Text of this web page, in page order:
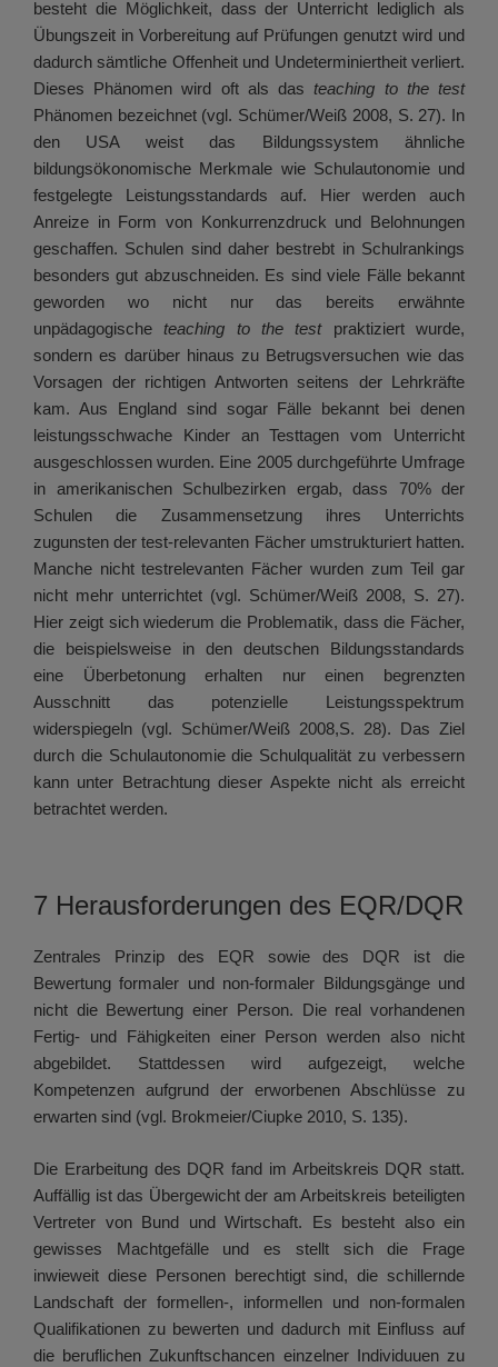
besteht die Möglichkeit, dass der Unterricht lediglich als
Übungszeit in Vorbereitung auf Prüfungen genutzt wird und
dadurch sämtliche Offenheit und Undeterminiertheit verliert.
Dieses Phänomen wird oft als dasteaching to the test
Phänomen bezeichnet (vgl. Schümer/Weiß 2008, S. 27). In
den USA weist das Bildungssystem ähnliche
bildungsökonomische Merkmale wie Schulautonomie und
festgelegte Leistungsstandards auf. Hier werden auch
Anreize in Form von Konkurrenzdruck und Belohnungen
geschaffen. Schulen sind daher bestrebt in Schulrankings
besonders gut abzuschneiden. Es sind viele Fälle bekannt
geworden wo nicht nur das bereits erwähnte
unpädagogischeteaching to the test praktiziert wurde,
sondern es darüber hinaus zu Betrugsversuchen wie das
Vorsagen der richtigen Antworten seitens der Lehrkräfte
kam. Aus England sind sogar Fälle bekannt bei denen
leistungsschwache Kinder an Testtagen vom Unterricht
ausgeschlossen wurden. Eine 2005 durchgeführte Umfrage
in amerikanischen Schulbezirken ergab, dass 70% der
Schulen die Zusammensetzung ihres Unterrichts
zugunsten der test-relevanten Fächer umstrukturiert hatten.
Manche nicht testrelevanten Fächer wurden zum Teil gar
nicht mehr unterrichtet (vgl. Schümer/Weiß 2008, S. 27).
Hier zeigt sich wiederum die Problematik, dass die Fächer,
die beispielsweise in den deutschen Bildungsstandards
eine Überbetonung erhalten nur einen begrenzten
Ausschnitt das potenzielle Leistungsspektrum
widerspiegeln (vgl. Schümer/Weiß 2008,S. 28). Das Ziel
durch die Schulautonomie die Schulqualität zu verbessern
kann unter Betrachtung dieser Aspekte nicht als erreicht
betrachtet werden.
7 Herausforderungen des EQR/DQR
Zentrales Prinzip des EQR sowie des DQR ist die
Bewertung formaler und non-formaler Bildungsgänge und
nicht die Bewertung einer Person. Die real vorhandenen
Fertig- und Fähigkeiten einer Person werden also nicht
abgebildet. Stattdessen wird aufgezeigt, welche
Kompetenzen aufgrund der erworbenen Abschlüsse zu
erwarten sind (vgl. Brokmeier/Ciupke 2010, S. 135).
Die Erarbeitung des DQR fand im Arbeitskreis DQR statt.
Auffällig ist das Übergewicht der am Arbeitskreis beteiligten
Vertreter von Bund und Wirtschaft. Es besteht also ein
gewisses Machtgefälle und es stellt sich die Frage
inwieweit diese Personen berechtigt sind, die schillernde
Landschaft der formellen-, informellen und non-formalen
Qualifikationen zu bewerten und dadurch mit Einfluss auf
die beruflichen Zukunftschancen einzelner Individuuen zu